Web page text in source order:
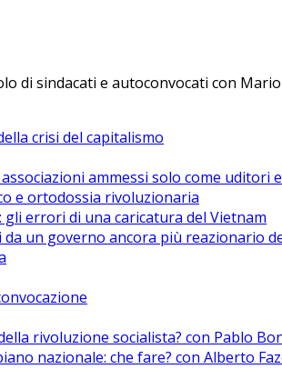
di sindacati e autoconvocati con
crisi del capitalismo
ammessi solo come uditori
e ortodossia rivoluzionaria
errori di una caricatura del Vietnam
un governo ancora più reazionario
rivoluzione socialista? con Pablo
nazionale: che fare? con Alberto